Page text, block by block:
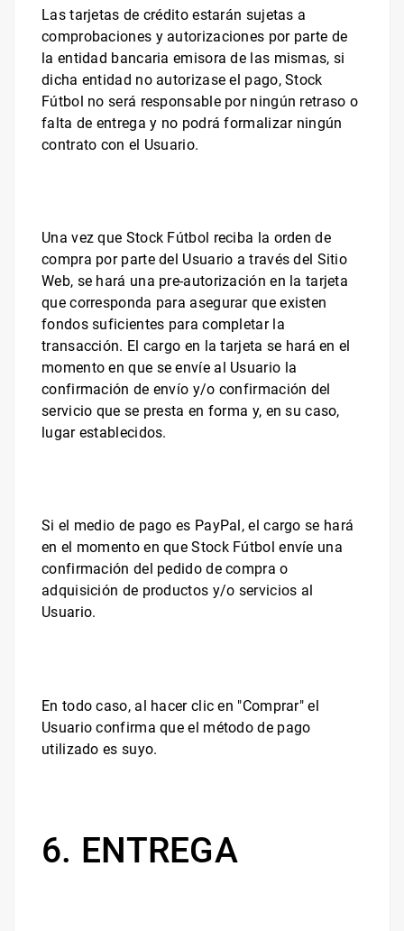
Las tarjetas de crédito estarán sujetas a
comprobaciones y autorizaciones por parte de
la entidad bancaria emisora de las mismas, si
dicha entidad no autorizase el pago,Stock
Fútbol no será responsable por ningún retraso o
falta de entrega y no podrá formalizar ningún
contrato con el Usuario.
Una vez que Stock Fútbol reciba la orden de
compra por parte del Usuario a través del Sitio
Web, se hará una pre-autorización en la tarjeta
que corresponda para asegurar que existen
fondos suficientes para completar la
transacción. El cargo en la tarjeta se hará en el
momento en que se envíe al Usuario la
confirmación de envío y/o confirmación del
servicio que se presta en forma y, en su caso,
lugar establecidos.
Si el medio de pago es PayPal,el cargo se hará
en el momento en queStock Fútbol envíe una
confirmación del pedido de compra o
adquisición de productos y/o servicios al
Usuario.
En todo caso, al hacer clic en "Comprar" el
Usuario confirma que el método de pago
utilizado es suyo.
6. ENTREGA